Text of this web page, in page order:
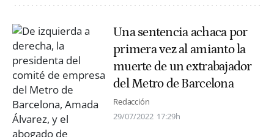
Una sentencia achaca por
primera vez al amianto la
muerte de un extrabajador
del Metro de Barcelona
Redacción
29/07/2022 17:29h